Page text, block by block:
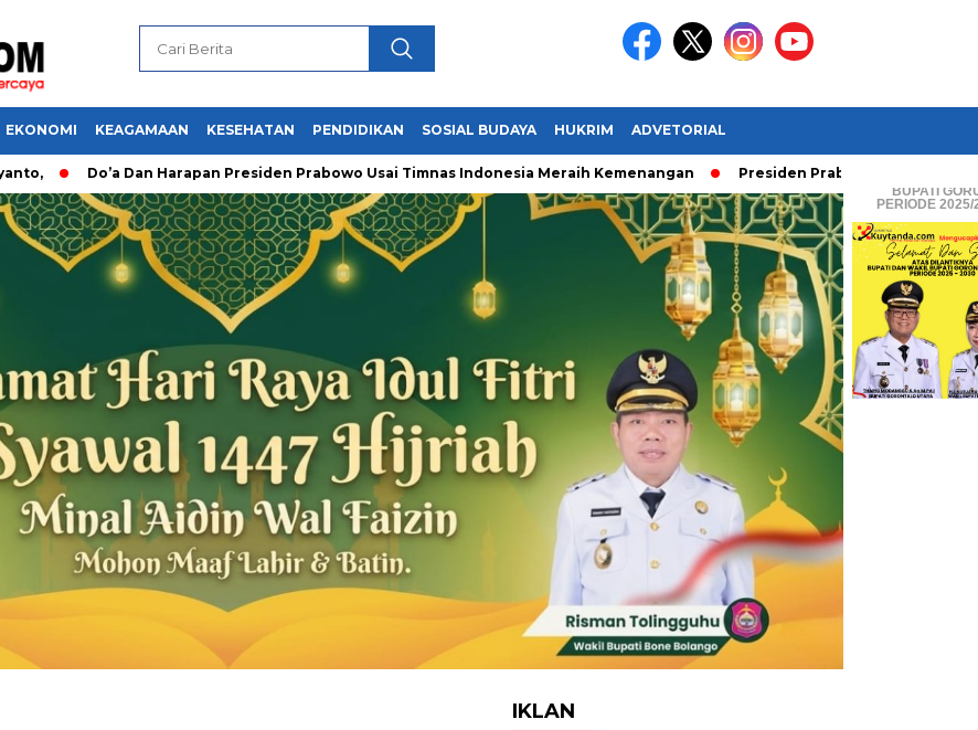
EKONOMI KEAGAMAAN KESEHATAN PENDIDIKAN SOSIAL BUDAYA HUKRIM ADVETORIAL
Do’a Dan Harapan Presiden Prabowo Usai Timnas Indonesia Meraih Kemenangan Presiden Prabowo Subianto Melantik 31
BUPATI
PERIODE
IKLAN